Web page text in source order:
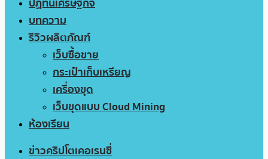
บทความ
รีวิวผลิตภัณฑ์
เว็บซื้อขาย
กระเป๋าเก็บเหรียญ
เครื่องขุด
เว็บขุดแบบ Cloud Mining
ห้องเรียน
ข่าวคริปโตเคอเรนซี่